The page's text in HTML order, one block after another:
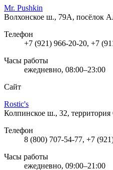
Mr. Pushkin
Волхонское ш., 79А, посёлок
Телефон
+7 (921) 966-20-20, +7
Часы работы
ежедневно, 08:00–23:00
Сайт
Rostic's
Колпинское ш., 32,
Телефон
8 (800) 707-54-77, +7
Часы работы
ежедневно, 09:00–21:00